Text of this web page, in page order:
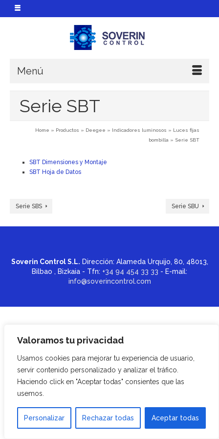
Valoramos tu privacidad
Usamos cookies para mejorar tu experiencia de usuario,
servir contenido personalizado y analizar el tráfico.
Haciendo click en "Aceptar todas" consientes que las
usemos.
Personalizar Rechazar todas Aceptar todas
Menú
Serie SBT
Home » Productos » Deegee » Indicadores luminosos » Luces fijas
bombilla » Serie SBT
SBT Dimensiones y Montaje
SBT Hoja de Datos
Serie SBS Serie SBU
Soverin Control S.L. Dirección: Alameda Urquijo, 80, 48013,
Bilbao , Bizkaia - Tfn: +34 94 454 33 33 - E-mail:
info@soverincontrol.com